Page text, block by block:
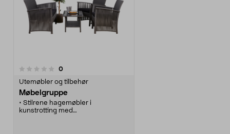
0anmeldelser
Utemøbler og tilbehør
Møbelgruppe
• Stilrene hagemøbler i
kunstrotting med